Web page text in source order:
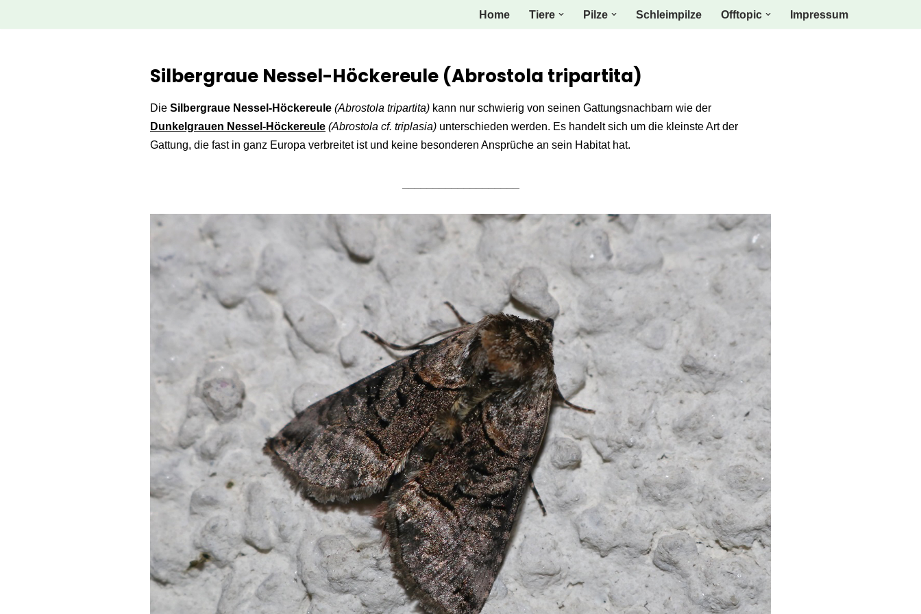
Home Tiere Pilze Schleimpilze Offtopic Impressum
Silbergraue Nessel-Höckereule (Abrostola tripartita)
Die Silbergraue Nessel-Höckereule (Abrostola tripartita) kann nur schwierig von seinen Gattungsnachbarn wie der
Dunkelgrauen Nessel-Höckereule (Abrostola cf. triplasia) unterschieden werden. Es handelt sich um die kleinste Art der
Gattung, die fast in ganz Europa verbreitet ist und keine besonderen Ansprüche an sein Habitat hat.